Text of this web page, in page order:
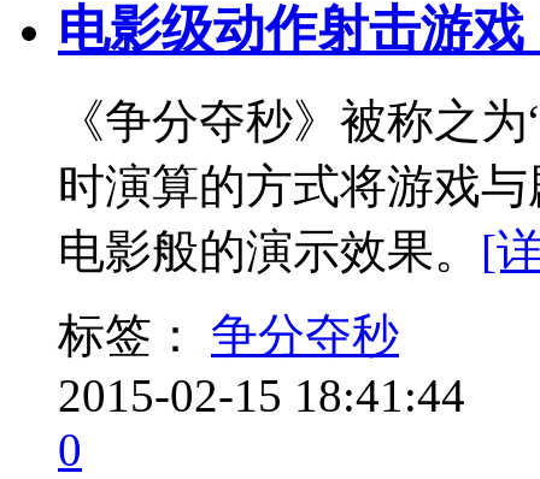
电影级动作射击游
《争分夺秒》被称之
时演算的方式将游戏
电影般的演示效果。 [
标签：
争分夺秒
2015-02-15 18:41:44
0